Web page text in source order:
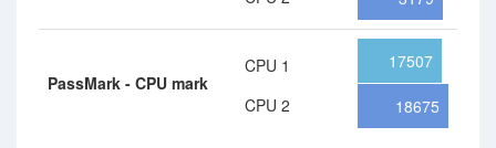
PassMark - CPU mark
CPU 1
CPU 2
17507
18675